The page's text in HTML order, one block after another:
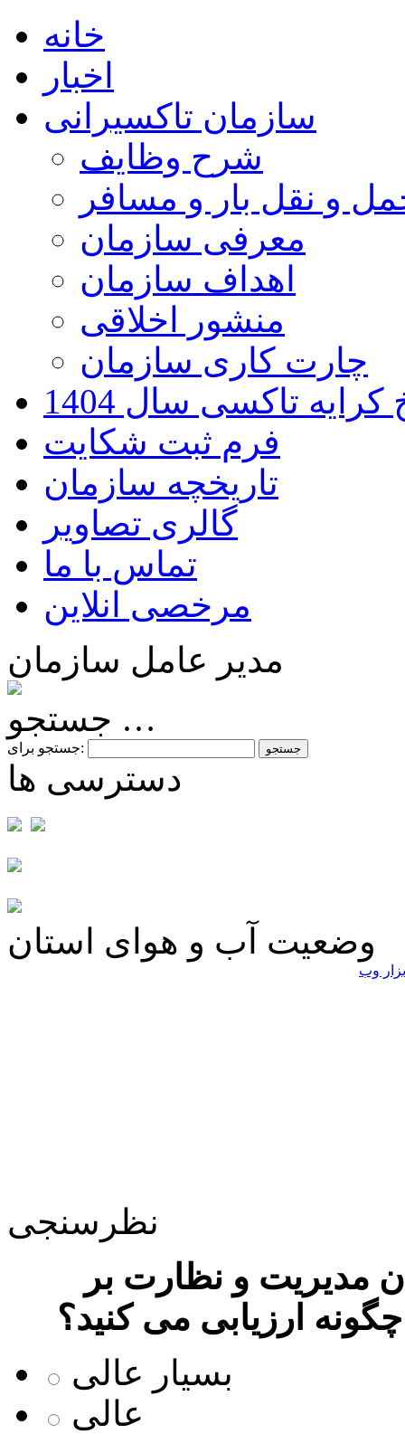
خانه
اخبار
سازمان تاکسیرانی
شرح وظایف
و نقل بار و مسافر
معرفی سازمان
اهداف سازمان
منشور اخلاقی
چارت کاری سازمان
تاکسی سال 1404
فرم ثبت شکایت
تاریخچه سازمان
گالری تصاویر
تماس با ما
مرخصی انلاین
مدیر عامل سازمان
جستجو …
جستجو برای:
دسترسی ها
وضعیت آب و هوای استان
نظرسنجی
مدیریت و نظارت بر
ارزیابی می کنید؟
بسیار عالی
عالی